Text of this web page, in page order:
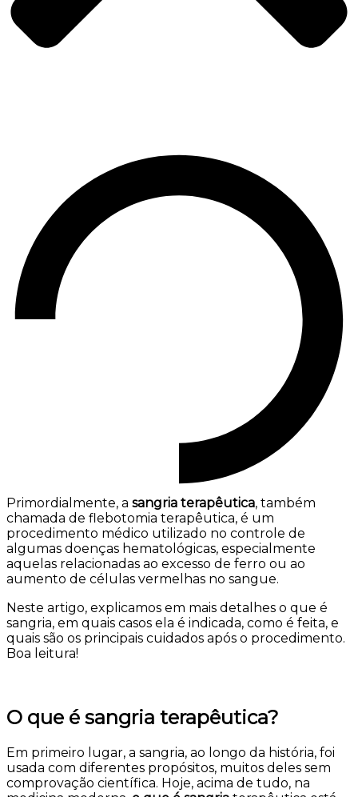
Primordialmente, a sangria terapêutica, também
chamada de flebotomia terapêutica, é um
procedimento médico utilizado no controle de
algumas doenças hematológicas, especialmente
aquelas relacionadas ao excesso de ferro ou ao
aumento de células vermelhas no sangue.
Neste artigo, explicamos em mais detalhes o que é
sangria, em quais casos ela é indicada, como é feita, e
quais são os principais cuidados após o procedimento.
Boa leitura!
O que é sangria terapêutica?
Em primeiro lugar, a sangria, ao longo da história, foi
usada com diferentes propósitos, muitos deles sem
comprovação científica. Hoje, acima de tudo, na